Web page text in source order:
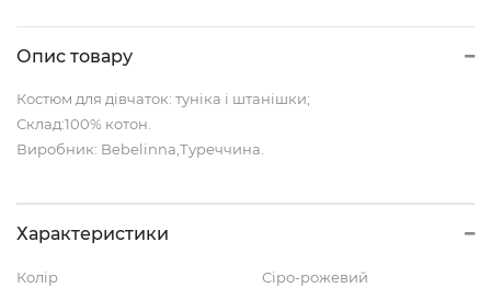
Опис товару
Костюм для дівчаток: туніка і штанішки;
Склад:100% котон.
Виробник: Bebelinna,Туреччина.
Характеристики
Колір
Сіро-рожевий